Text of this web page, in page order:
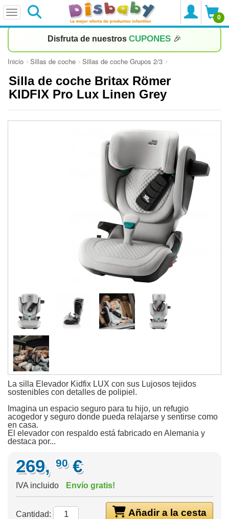
0
Disfruta de nuestros CUPONES 🎉
Inicio Sillas de coche Sillas de coche Grupos 2/3
Silla de coche Britax Römer
KIDFIX Pro Lux Linen Grey
La silla Elevador Kidfix LUX con sus Lujosos tejidos
sostenibles con detalles de polipiel.
Imagina un espacio seguro para tu hijo, un refugio
acogedor y seguro donde pueda relajarse y sentirse como
en casa.
El elevador con respaldo está fabricado en Alemania y
destaca por...
269, 90 €
IVA incluido Envío gratis!
Añadir a la cesta
Cantidad: